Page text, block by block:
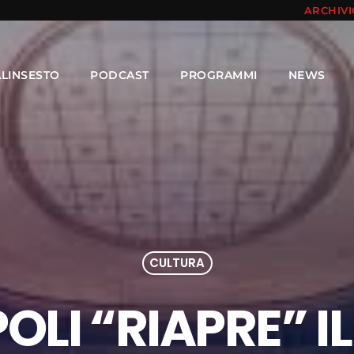
PODCAST PROGRAMMI NEWS
CULTURA
“RIAPRE”